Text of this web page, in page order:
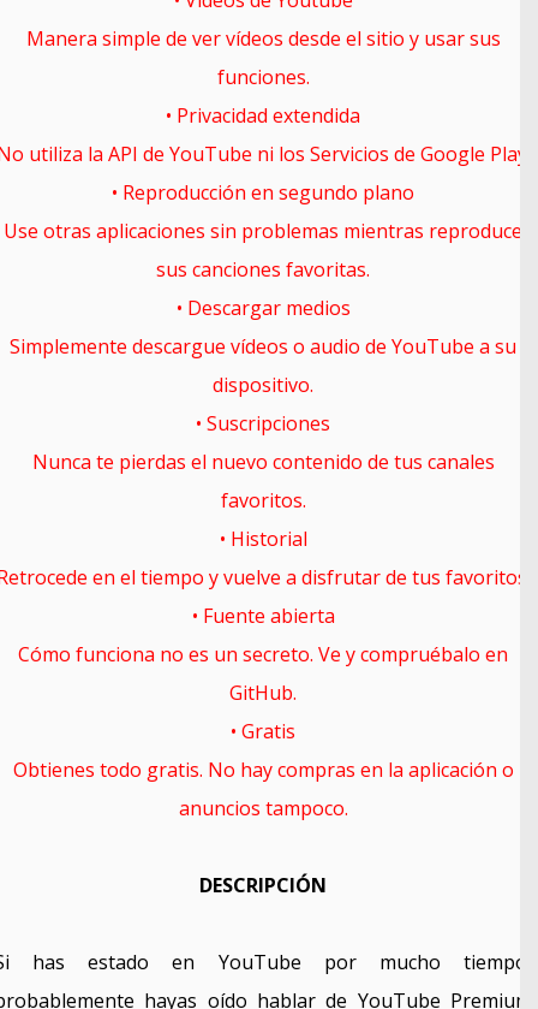
Manera simple de ver vídeos desde el sitio y usar sus
funciones.
• Privacidad extendida
utiliza la API de YouTube ni los Servicios de Google Play.
• Reproducción en segundo plano
Use otras aplicaciones sin problemas mientras reproduce
sus canciones favoritas.
• Descargar medios
Simplemente descargue vídeos o audio de YouTube a su
dispositivo.
• Suscripciones
Nunca te pierdas el nuevo contenido de tus canales
favoritos.
• Historial
en el tiempo y vuelve a disfrutar de tus favoritos.
• Fuente abierta
Cómo funciona no es un secreto. Ve y compruébalo en
GitHub.
• Gratis
Obtienes todo gratis. No hay compras en la aplicación o
anuncios tampoco.
DESCRIPCIÓN
has estado en YouTube por mucho tiempo,
hayas oído hablar de YouTube Premium